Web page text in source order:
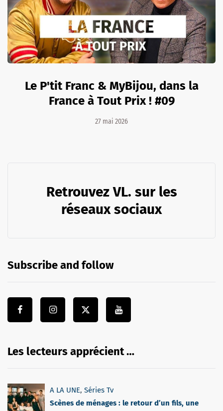
Le P'tit Franc & MyBijou, dans la
France à Tout Prix ! #09
27 mai 2026
Retrouvez VL. sur les
réseaux sociaux
Subscribe and follow
Les lecteurs apprécient …
A LA UNE, Séries Tv
Scènes de ménages : le retour d’un fils, une